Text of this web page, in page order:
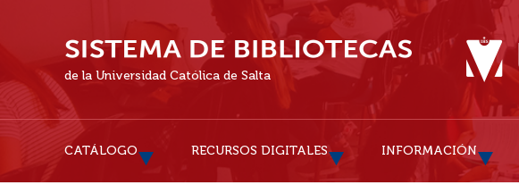
de la Universidad Católica de Salta
CATÁLOGO RECURSOS DIGITALES INFORMACIÓN